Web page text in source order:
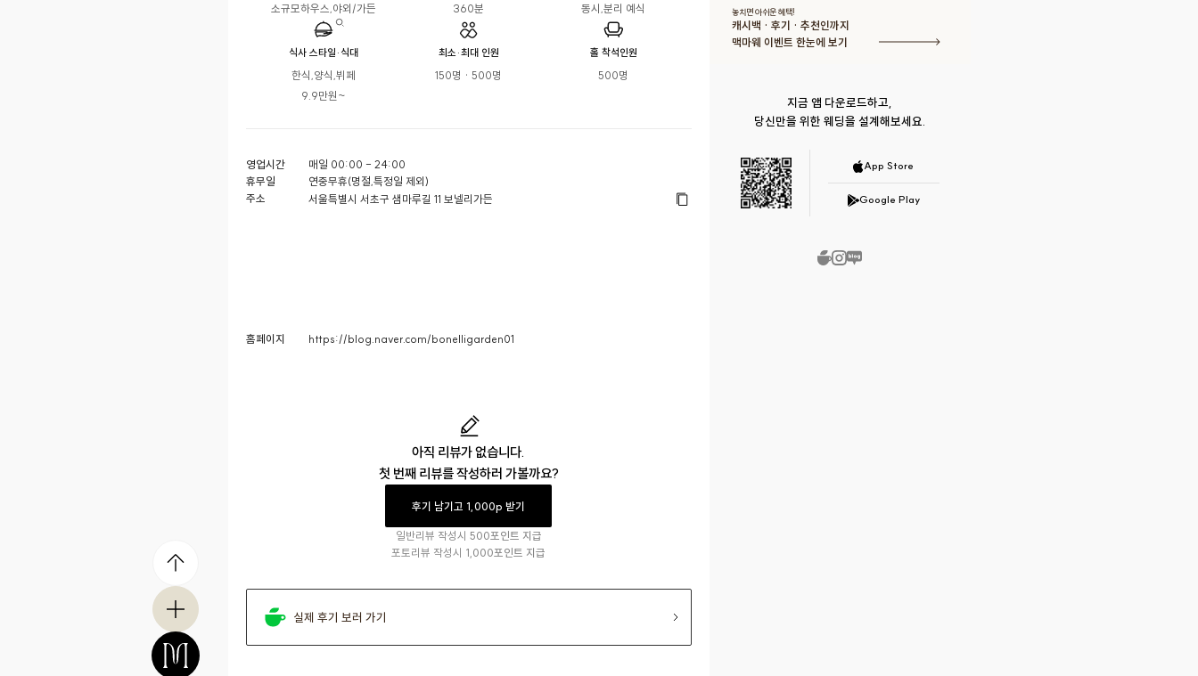
소규모하우스,야외/가든 360분 동시,분리 예식
식사 스타일·식대
한식,양식,뷔페
9.9만원~
최소·최대 인원
150명 · 500명
홀 착석인원
500명
영업시간
매일 00:00 - 24:00
휴무일
연중무휴(명절,특정일 제외)
주소
서울특별시 서초구 샘마루길 11 보넬리가든
홈페이지 https://blog.naver.com/bonelligarden01
아직 리뷰가 없습니다.
첫 번째 리뷰를 작성하러 가볼까요?
후기 남기고 1,000p 받기
일반리뷰 작성시 500포인트 지급
포토리뷰 작성시 1,000포인트 지급
실제 후기 보러 가기
놓치면 아쉬운 혜택!
캐시백 · 후기 · 추천인까지
맥마웨 이벤트 한눈에 보기
지금 앱 다운로드하고,
당신만을 위한 웨딩을 설계해보세요.
App Store
Google Play